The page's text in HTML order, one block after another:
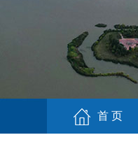
首 页